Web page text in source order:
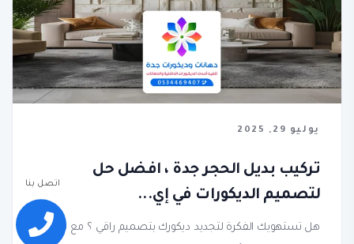
يوليو 29, 2025
تركيب بديل الحجر جدة ، افضل حل
لتصميم الديكورات في إي...
هل تستهويك الفكرة لتجديد ديكورك بتصميم راقي ؟ مع تركيب
اتصل بنا